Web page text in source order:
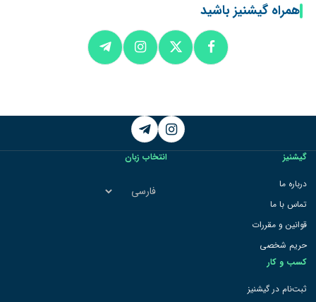
همراه گیشنیز باشید
Instagram
Telegram
گیشنیز
درباره ما
تماس با ما
قوانین و مقررات
حریم شخصی
کسب و کار
ثبت‌نام در گیشنیز
انتخاب زبان
انتخاب
زبان